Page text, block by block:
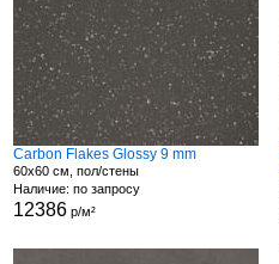
Carbon Flakes Glossy 9 mm
60x60 см, пол/стены
Наличие: по запросу
12386р/м²